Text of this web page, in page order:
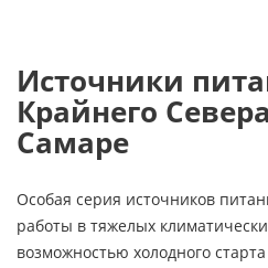
Источники
Крайнего
Самаре
Особая серия источников
работы в тяжелых
возможностью холодного